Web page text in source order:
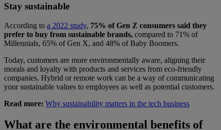
Stay sustainable
According to a 2022 study, 75% of Gen Z consumers said they
prefer to buy from sustainable brands, compared to 71% of
Millennials, 65% of Gen X, and 48% of Baby Boomers.
Today, customers are more environmentally aware, aligning their
morals and loyalty with products and services from eco-friendly
companies. Hybrid or remote work can be a way of communicating
your sustainable values to employees as well as potential customers.
Read more: Why sustainability matters in the tech business
What are the environmental benefits of